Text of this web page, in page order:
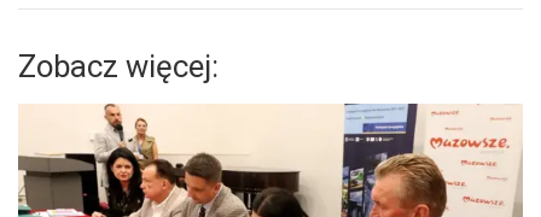
Zobacz więcej: